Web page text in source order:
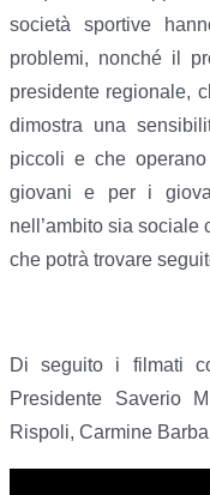
società sportive
problemi, nonché il
presidente regionale,
dimostra una
piccoli e che
giovani e per i
nell’ambito sia
che potrà trovare
Di seguito i filmati
Presidente Saverio
Rispoli, Carmine